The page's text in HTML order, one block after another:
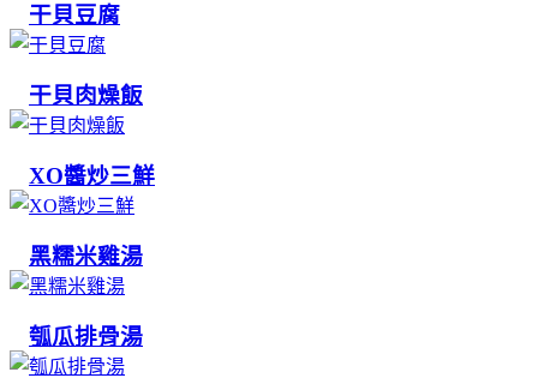
干貝豆腐
干貝肉燥飯
XO醬炒三鮮
黑糯米雞湯
瓠瓜排骨湯